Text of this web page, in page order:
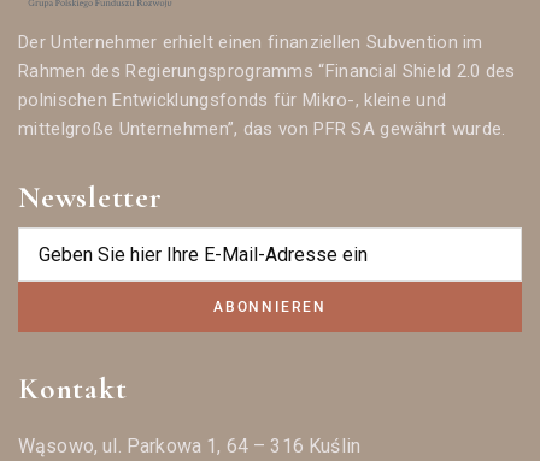
Der Unternehmer erhielt einen finanziellen Subvention im
Rahmen des Regierungsprogramms “Financial Shield 2.0 des
polnischen Entwicklungsfonds für Mikro-, kleine und
mittelgroße Unternehmen”, das von PFR SA gewährt wurde.
Newsletter
ABONNIEREN
Kontakt
Wąsowo, ul. Parkowa 1, 64 – 316 Kuślin